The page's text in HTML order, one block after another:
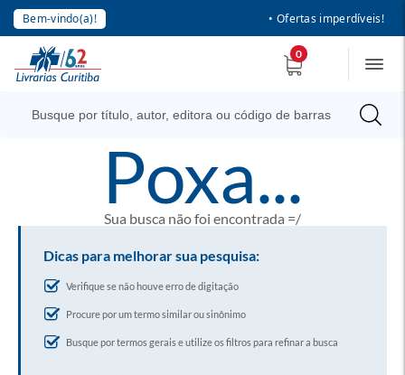
Bem-vindo(a)! • Ofertas imperdíveis!
0
poxa...
Sua busca não foi encontrada =/
Dicas para melhorar sua pesquisa:
Verifique se não houve erro de digitação
Procure por um termo similar ou sinônimo
Busque por termos gerais e utilize os filtros para refinar a busca